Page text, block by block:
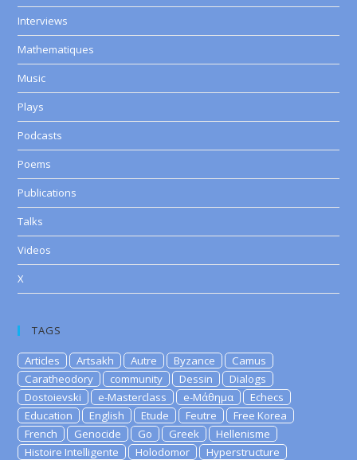
Interviews
Mathematiques
Music
Plays
Podcasts
Poems
Publications
Talks
Videos
X
TAGS
Articles Artsakh Autre Byzance
Camus
Caratheodory
community Dessin
Dialogs
Dostoievski
e-Masterclass e-Μάθημα
Echecs
Education
English Etude Feutre
Free Korea
French
Genocide Go Greek
Hellenisme
Histoire Intelligente
Holodomor
Hyperstructure